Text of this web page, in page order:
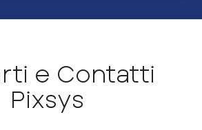
e Contatti
Pixsys